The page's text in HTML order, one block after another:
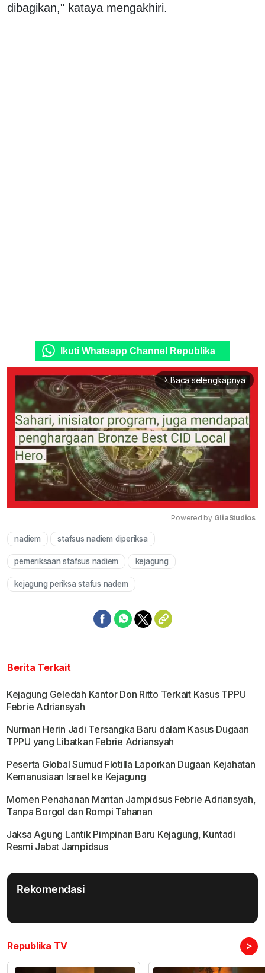
dibagikan," kataya mengakhiri.
Ikuti Whatsapp Channel Republika
arrow_forward_ios Baca selengkapnya
Powered by GliaStudios
nadiem stafsus nadiem diperiksa
pemeriksaan stafsus nadiem kejagung
kejagung periksa stafus nadem
Berita Terkait
Kejagung Geledah Kantor Don Ritto Terkait Kasus TPPU
Febrie Adriansyah
Nurman Herin Jadi Tersangka Baru dalam Kasus Dugaan
TPPU yang Libatkan Febrie Adriansyah
Peserta Global Sumud Flotilla Laporkan Dugaan Kejahatan
Kemanusiaan Israel ke Kejagung
Momen Penahanan Mantan Jampidsus Febrie Adriansyah,
Tanpa Borgol dan Rompi Tahanan
Jaksa Agung Lantik Pimpinan Baru Kejagung, Kuntadi
Resmi Jabat Jampidsus
Rekomendasi
Republika TV >